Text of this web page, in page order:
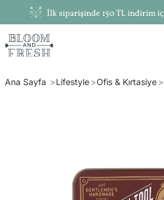
İlk siparişinde 150 TL indirim
Ana Sayfa Lifestyle Ofis & Kırtasiye